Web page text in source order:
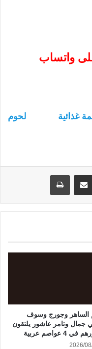
على واتساب
غذائية
لحوم
الساهر وجورج وسوف
جمال وتامر عاشور يلتقون
4 عواصم عربية
2026/